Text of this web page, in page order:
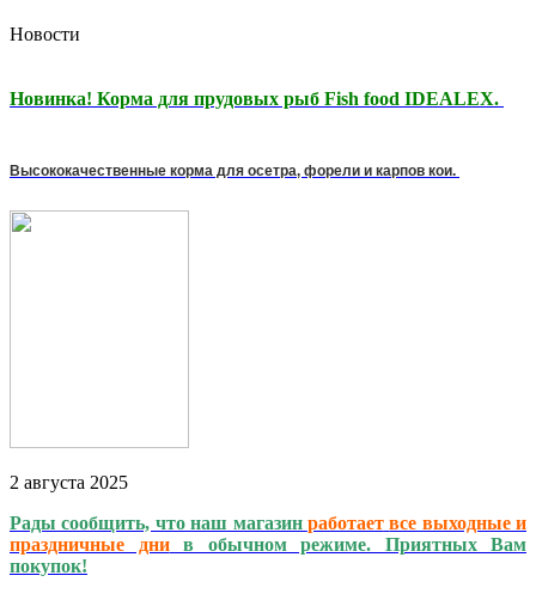
Новости
Новинка! Корма для прудовых рыб Fish food IDEALEX.
Высококачественные корма для осетра, форели и карпов кои.
2 августа 2025
Рады сообщить, что наш магазин работает все выходные и
праздничные днив обычном режиме. Приятных Вам
покупок!